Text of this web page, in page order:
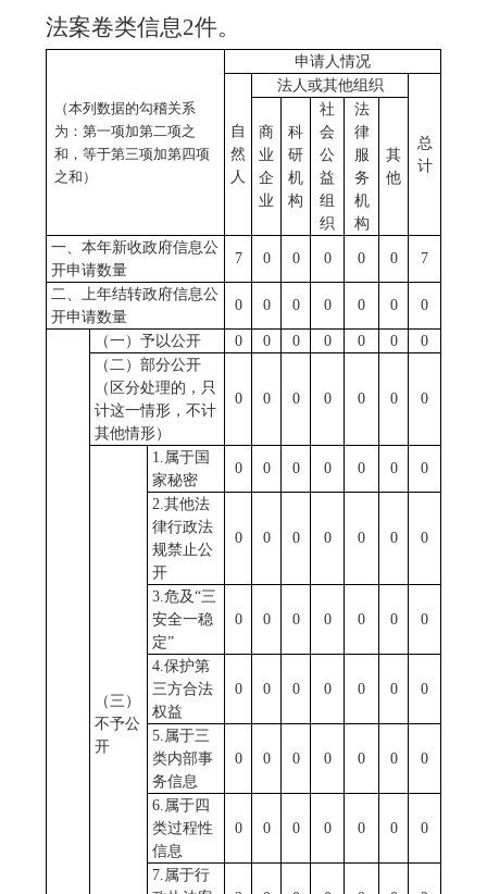
法案卷类信息2件。
（本列数据的勾稽关系
为：第一项加第二项之
和，等于第三项加第四项
之和）
申请人情况
自
然
人
法人或其他组织
总
计
商
业
企
业
科
研
机
构
社
会
公
益
组
织
法
律
服
务
机
构
其
他
一、本年新收政府信息公
开申请数量
7 0 0 0 0 0 7
二、上年结转政府信息公
开申请数量
0 0 0 0 0 0 0
（一）予以公开 0 0 0 0 0 0
0
（二）部分公开
（区分处理的，只
计这一情形，不计
其他情形）
0 0 0 0 0 0 0
（三）
不予公
开
1.属于国
家秘密
0 0 0 0 0 0 0
2.其他法
律行政法
规禁止公
开
0 0 0 0 0 0 0
3.危及“三
安全一稳
定”
0 0 0 0 0 0 0
4.保护第
三方合法
权益
0 0 0 0 0 0 0
5.属于三
类内部事
务信息
0 0 0 0 0 0 0
6.属于四
类过程性
信息
0 0 0 0 0 0 0
7.属于行